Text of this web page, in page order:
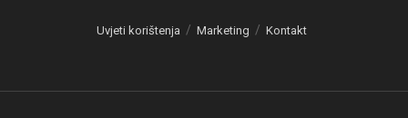
Uvjeti korištenja Marketing Kontakt